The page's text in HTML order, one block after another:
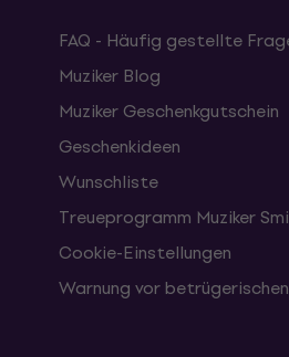
FAQ - Häufig gestellte
Muziker Blog
Muziker Geschenkgutschein
Geschenkideen
Wunschliste
Treueprogramm Muziker
Cookie-Einstellungen
Warnung vor